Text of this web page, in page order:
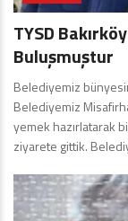
TYSD
Buluşmuştur
Belediyemiz
Belediyemiz
yemek hazırlatarak
ziyarete gittik.